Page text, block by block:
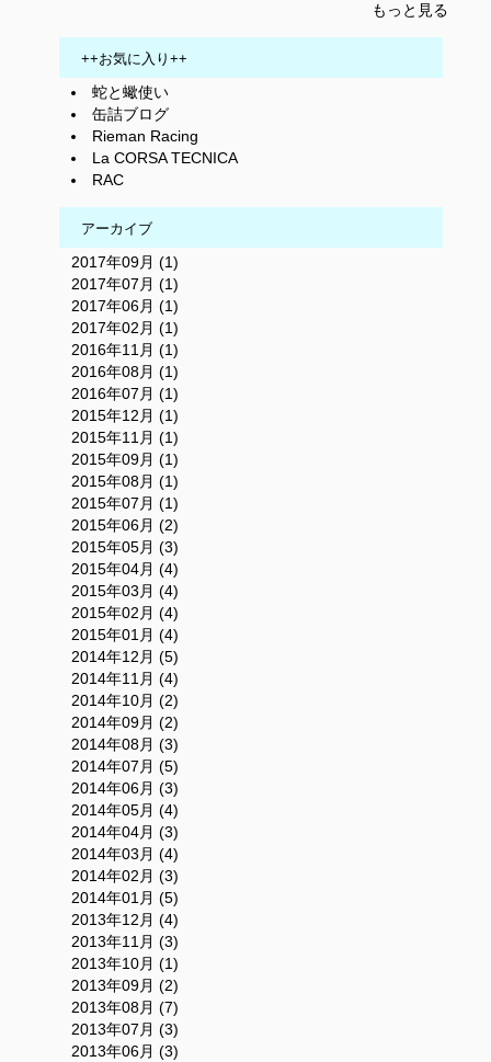
もっと見る
++お気に入り++
蛇と蠍使い
缶詰ブログ
Rieman Racing
La CORSA TECNICA
RAC
アーカイブ
2017年09月 (1)
2017年07月 (1)
2017年06月 (1)
2017年02月 (1)
2016年11月 (1)
2016年08月 (1)
2016年07月 (1)
2015年12月 (1)
2015年11月 (1)
2015年09月 (1)
2015年08月 (1)
2015年07月 (1)
2015年06月 (2)
2015年05月 (3)
2015年04月 (4)
2015年03月 (4)
2015年02月 (4)
2015年01月 (4)
2014年12月 (5)
2014年11月 (4)
2014年10月 (2)
2014年09月 (2)
2014年08月 (3)
2014年07月 (5)
2014年06月 (3)
2014年05月 (4)
2014年04月 (3)
2014年03月 (4)
2014年02月 (3)
2014年01月 (5)
2013年12月 (4)
2013年11月 (3)
2013年10月 (1)
2013年09月 (2)
2013年08月 (7)
2013年07月 (3)
2013年06月 (3)